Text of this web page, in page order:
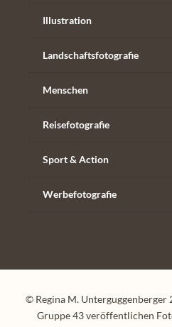
Illustration
Landschaftsfotografie
Menschen
Reisefotografie
Sport & Action
Werbefotografie
© Regina M.
Gruppe 43 veröffentlichen